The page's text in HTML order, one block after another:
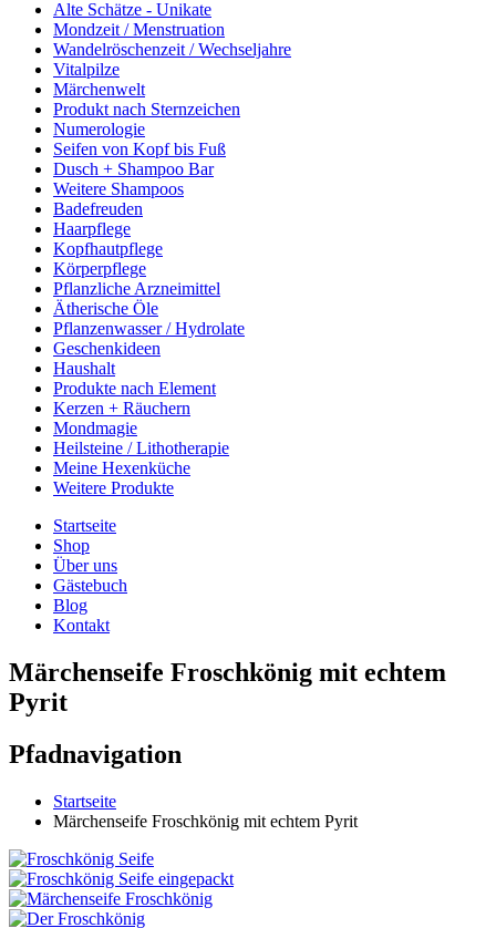
Alte Schätze - Unikate
Mondzeit / Menstruation
Wandelröschenzeit / Wechseljahre
Vitalpilze
Märchenwelt
Produkt nach Sternzeichen
Numerologie
Seifen von Kopf bis Fuß
Dusch + Shampoo Bar
Weitere Shampoos
Badefreuden
Haarpflege
Kopfhautpflege
Körperpflege
Pflanzliche Arzneimittel
Ätherische Öle
Pflanzenwasser / Hydrolate
Geschenkideen
Haushalt
Produkte nach Element
Kerzen + Räuchern
Mondmagie
Heilsteine / Lithotherapie
Meine Hexenküche
Weitere Produkte
Startseite
Shop
Über uns
Gästebuch
Blog
Kontakt
Märchenseife Froschkönig mit echtem
Pyrit
Pfadnavigation
Startseite
Märchenseife Froschkönig mit echtem Pyrit